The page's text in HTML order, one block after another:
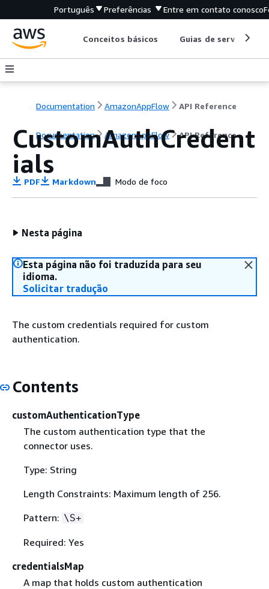
Português Preferências Entre em contato conosco
Conceitos básicos Guias de serviço
Documentation AmazonAppFlow API Reference
Documentation AmazonAppFlow API Reference
CustomAuthCredent
ials
PDF Markdown Modo de foco
Nesta página
Esta página não foi traduzida para seu
idioma.
Solicitar tradução
The custom credentials required for custom
authentication.
Contents
customAuthenticationType
The custom authentication type that the
connector uses.
Type: String
Length Constraints: Maximum length of 256.
Pattern: \S+
Required: Yes
credentialsMap
A map that holds custom authentication